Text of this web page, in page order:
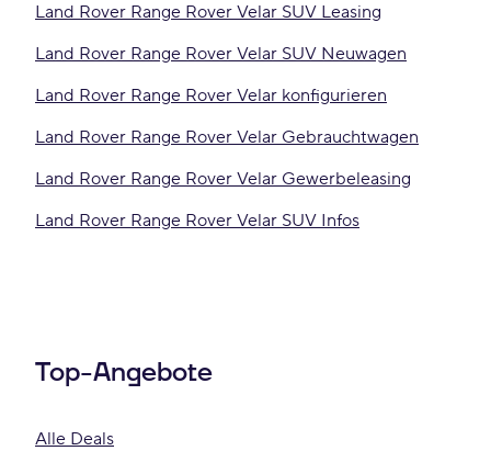
Land Rover Range Rover Velar SUV Leasing
Land Rover Range Rover Velar SUV Neuwagen
Land Rover Range Rover Velar konfigurieren
Land Rover Range Rover Velar Gebrauchtwagen
Land Rover Range Rover Velar Gewerbeleasing
Land Rover Range Rover Velar SUV Infos
Top-Angebote
Alle Deals